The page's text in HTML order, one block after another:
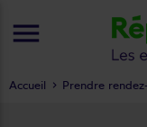
Accueil Prendre
menu